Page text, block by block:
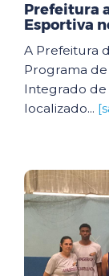
Prefeitura
Esportiva
A Prefeitura
Programa
Integrado de
localizado...